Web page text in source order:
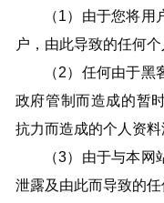
（1）由于您将
户，由此导致的任何
（2）任何由于
政府管制而造成的暂
抗力而造成的个人资
（3）由于与本
泄露及由此而导致的任